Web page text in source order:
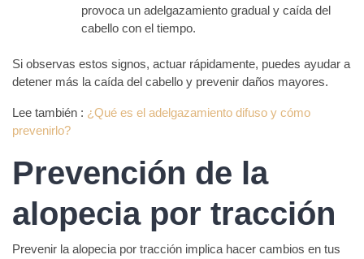
provoca un adelgazamiento gradual y caída del
cabello con el tiempo.
Si observas estos signos, actuar rápidamente, puedes ayudar a
detener más la caída del cabello y prevenir daños mayores.
Lee también : ¿Qué es el adelgazamiento difuso y cómo
prevenirlo?
Prevención de la
alopecia por tracción
Prevenir la alopecia por tracción implica hacer cambios en tus